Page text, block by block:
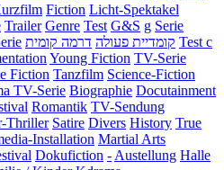
Fiction Licht-Spektakel
Trailer Genre Test G&S g Serie
קומדיית פעולה דרמה קומית
Test c
Young Fiction TV-Serie
Fiction Tanzfilm Science-Fiction
TV-Serie Biographie Docutainment
Romantik TV-Sendung
Thriller Satire Divers History True
Installation Martial Arts
Dokufiction - Austellung Halle